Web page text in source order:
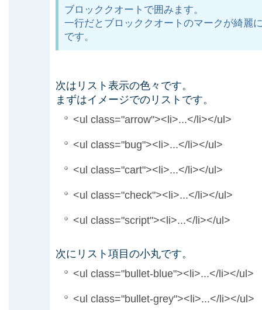
ブロッククオートで囲みます。
一行だとブロッククオートのマークが綺麗
です。
次はリスト表示の色々です。
まずはイメージでのリストです。
<ul class="arrow"><li>...</li></ul>
<ul class="bug"><li>...</li></ul>
<ul class="cart"><li>...</li></ul>
<ul class="check"><li>...</li></ul>
<ul class="script"><li>...</li></ul>
次にリスト項目の小丸です。
<ul class="bullet-blue"><li>...</li></ul>
<ul class="bullet-grey"><li>...</li></ul>